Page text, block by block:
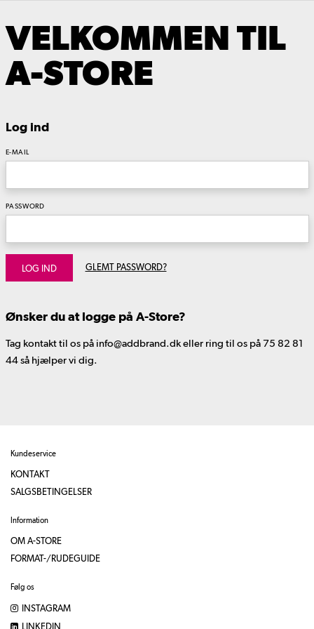
VELKOMMEN TIL
A-STORE
Log ind
E-MAIL
PASSWORD
LOG IND GLEMT PASSWORD?
Ønsker du at logge på A-Store?
Tag kontakt til os på info@addbrand.dk eller ring til os på 75 82 81
44 så hjælper vi dig.
Kundeservice
KONTAKT
SALGSBETINGELSER
Information
OM A-STORE
FORMAT-/RUDEGUIDE
Følg os
INSTAGRAM